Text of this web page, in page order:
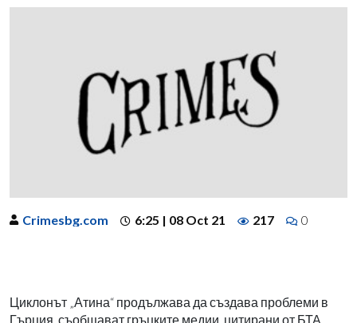
Crimesbg.com 6:25 | 08 Oct 21 217 0
Циклонът „Атина“ продължава да създава проблеми в
Гърция, съобщават гръцките медии, цитирани от БТА.